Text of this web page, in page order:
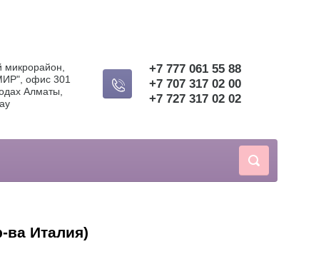
+7 777 061 55 88
+7 707 317 02 00
+7 727 317 02 02
микрорайон,
офис 301
Алматы,
ва Италия)